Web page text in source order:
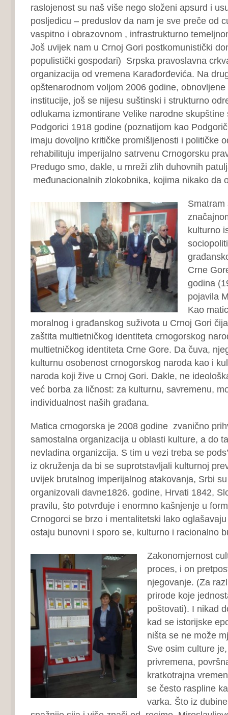
raslojenost su naš više nego složeni apsurd i
posljedicu – preduslov da nam je sve preče od
vaspitno i obrazovnom , infrastrukturno
Još uvijek nam u Crnoj Gori postkomunistički
populistički gospodari) Srpska pravoslavna
organizacija od vremena Karađorđevića. Na
opštenarodnom voljom 2006 godine,
institucije, još se nijesu suštinski i strukturno
odlukama izmontirane Velike narodne skupštine
Podgorici 1918 godine (poznatijom kao
imaju dovoljno kritičke promišljenosti i političke
rehabilituju imperijalno satrvenu Crnogorsku
Predugo smo, dakle, u mreži zlih duhovnih
međunacionalnih zlokobnika, kojima nikako da
Smatram
kulturno
Crne
godina
pojavila
Kao
moralnog i građanskog suživota u Crnoj Gori
zaštita multietničkog identiteta crnogorskog
multietničkog identiteta Crne Gore. Da čuva,
kulturnu osobenost crnogorskog naroda kao i
naroda koji žive u Crnoj Gori. Dakle, ne
već borba za ličnost: za kulturnu, savremenu,
individualnost naših građana.
Matica crnogorska je 2008 godine zvanično
samostalna organizacija u oblasti kulture, a do
nevladina organizcija. S tim u vezi treba se
iz okruženja da bi se suprotstavljali kulturnoj
uvijek brutalnog imperijalnog atakovanja, Srbi
organizovali davne1826. godine, Hrvati 1842,
pravilu, što potvrđuje i enormno kašnjenje u
Crnogorci se brzo i mentalitetski lako
ostaju bunovni i sporo se, kulturno i racionalno
Zakonomjernost
proces, i on
njegovanje. (Za
prirode koje
poštovati). I nikad
kad se istorijske
ništa se ne može
Sve osim culture
privremena,
kratkotrajna
se često raspline
varka. Što iz